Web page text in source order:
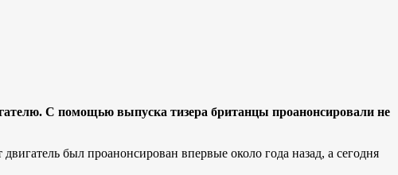
С помощью выпуска тизера британцы проанонсировали не
был проанонсирован впервые около года назад, а сегодня